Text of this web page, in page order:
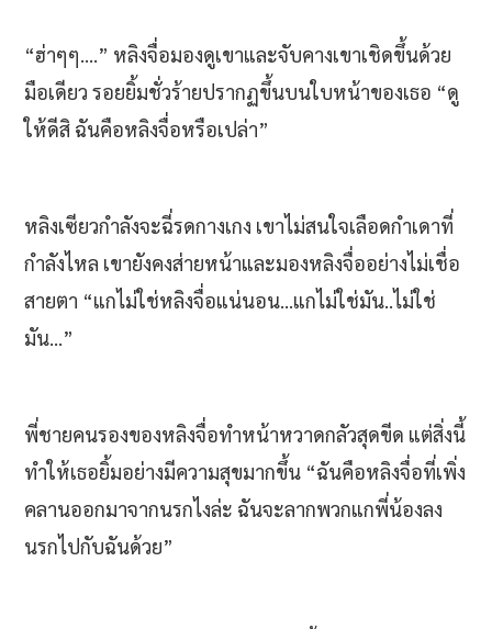
“ฮ่าๆๆ....” หลิงจื่อมองดูเขาและจับคางเขาเชิดขึ้นด้วย
มือเดียว รอยยิ้มชั่วร้ายปรากฏขึ้นบนใบหน้าของเธอ “ดู
ให้ดีสิ ฉันคือหลิงจื่อหรือเปล่า”
หลิงเซียวกำลังจะฉี่รดกางเกง เขาไม่สนใจเลือดกำเดาที่
กำลังไหล เขายังคงส่ายหน้าและมองหลิงจื่ออย่างไม่เชื่อ
สายตา “แกไม่ใช่หลิงจื่อแน่นอน…แกไม่ใช่มัน..ไม่ใช่
มัน…”
พี่ชายคนรองของหลิงจื่อทำหน้าหวาดกลัวสุดขีด แต่สิ่งนี้
ทำให้เธอยิ้มอย่างมีความสุขมากขึ้น “ฉันคือหลิงจื่อที่เพิ่ง
คลานออกมาจากนรกไงล่ะ ฉันจะลากพวกแกพี่น้องลง
นรกไปกับฉันด้วย”